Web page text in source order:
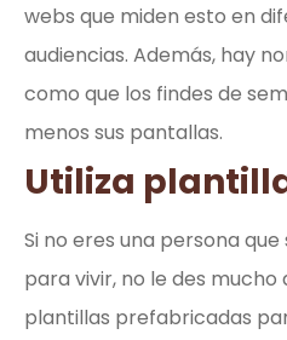
webs que miden esto en
audiencias. Además, hay
como que los findes de
menos sus pantallas.
Utiliza
Si no eres una persona
para vivir, no le des mucho
plantillas prefabricadas